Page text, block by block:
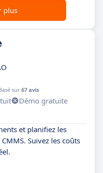
plus
sur 67 avis
Démo gratuite
et planifiez les
Suivez les coûts